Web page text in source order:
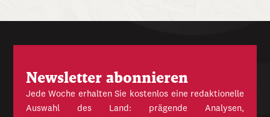
Newsletter abonnieren
Jede Woche erhalten Sie kostenlos eine redaktionelle
Auswahl des Land: prägende Analysen,